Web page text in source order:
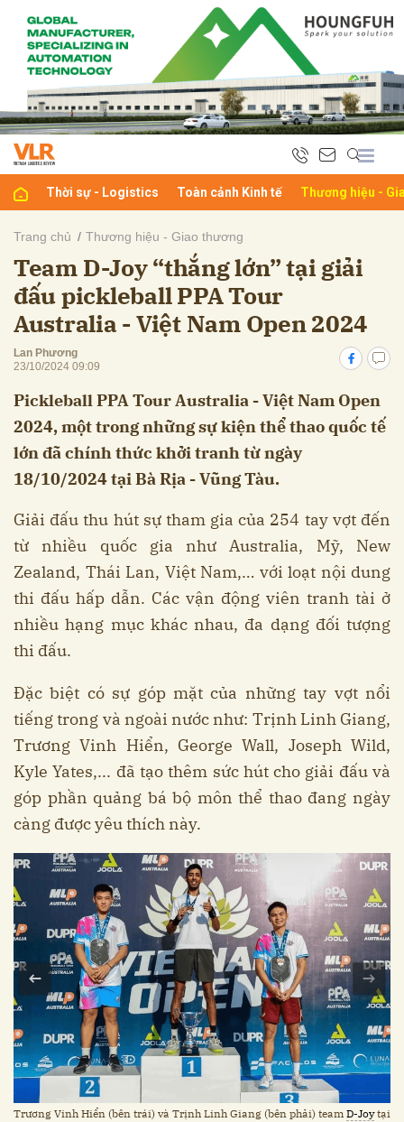
Thời sự - Logistics Toàn cảnh Kinh tế Thương hiệu -
Trang chủ Thương hiệu - Giao thương
Team D-Joy “thắng lớn” tại giải
đấu pickleball PPA Tour
Australia - Việt Nam Open 2024
Lan Phương
23/10/2024 09:09
Pickleball PPA Tour Australia - Việt Nam Open
2024, một trong những sự kiện thể thao quốc tế
lớn đã chính thức khởi tranh từ ngày
18/10/2024 tại Bà Rịa - Vũng Tàu.
Giải đấu thu hút sự tham gia của 254 tay vợt đến
từ nhiều quốc gia như Australia, Mỹ, New
Zealand, Thái Lan, Việt Nam,… với loạt nội dung
thi đấu hấp dẫn. Các vận động viên tranh tài ở
nhiều hạng mục khác nhau, đa dạng đối tượng
thi đấu.
Đặc biệt có sự góp mặt của những tay vợt nổi
tiếng trong và ngoài nước như: Trịnh Linh Giang,
Trương Vinh Hiển, George Wall, Joseph Wild,
Kyle Yates,... đã tạo thêm sức hút cho giải đấu và
góp phần quảng bá bộ môn thể thao đang ngày
càng được yêu thích này.
Trương Vinh Hiển (bên trái) và Trịnh Linh Giang (bên phải) team D-Joytại
luận
Hủy